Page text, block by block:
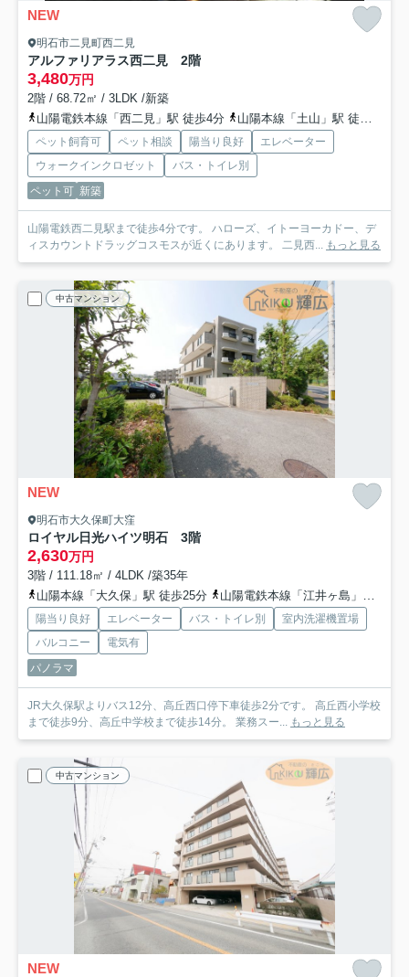
NEW
明石市二見町西二見
アルファリアラス西二見 2階
3,480万円
2階 / 68.72㎡ / 3LDK /新築
山陽電鉄本線「西二見」駅 徒歩4分
山陽本線「土山」駅 徒歩31分
ペット飼育可 ペット相談 陽当り良好
エレベーター
ウォークインクロゼット
バス・トイレ別
ペット可 新築
山陽電鉄西二見駅まで徒歩4分です。 ハローズ、イトーヨーカドー、デ
ィスカウントドラッグコスモスが近くにあります。 二見西... もっと見る
中古マンション
NEW
明石市大久保町大窪
ロイヤル日光ハイツ明石 3階
2,630万円
3階 / 111.18㎡ / 4LDK /築35年
山陽本線「大久保」駅 徒歩25分
山陽電鉄本線「江井ヶ島」駅 徒歩50分
陽当り良好 エレベーター バス・トイレ別
室内洗濯機置場
バルコニー
電気有
パノラマ
JR大久保駅よりバス12分、高丘西口停下車徒歩2分です。 高丘西小学校
まで徒歩9分、高丘中学校まで徒歩14分。 業務スー...
もっと見る
中古マンション
NEW